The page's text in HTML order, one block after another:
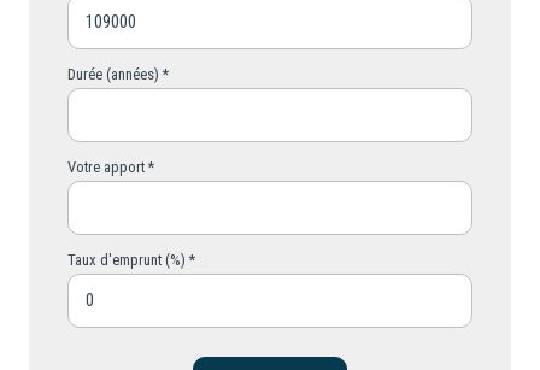
Durée (années) *
Votre apport *
Taux d'emprunt (%) *